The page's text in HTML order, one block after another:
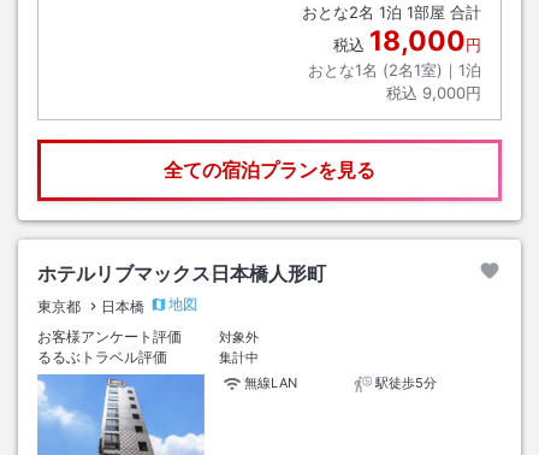
おとな2名 1泊 1部屋 合計
税込 18,000円
おとな1名 (2名1室)｜ 1泊
税込 9,000円
全ての宿泊プランを見る
ホテルリブマックス日本橋人形町
東京都 日本橋
地図
お客様アンケート評価
対象外
るるぶトラベル評価
集計中
無線LAN
駅徒歩5分